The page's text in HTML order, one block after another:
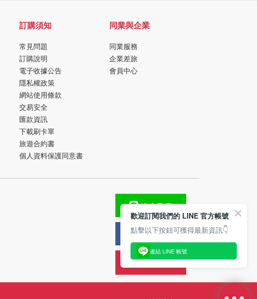
訂購須知
常見問題
訂購說明
電子收據公告
隱私權政策
網站使用條款
交易安全
匯款資訊
下載刷卡單
旅遊合約書
個人資料保護同意書
同業與企業
同業服務
企業差旅
會員中心
線上客服
FB粉絲團
歡迎訂閱我們的 LINE 官方帳號
點擊以下按鈕可獲得最新資訊👇
連結 LINE 帳號